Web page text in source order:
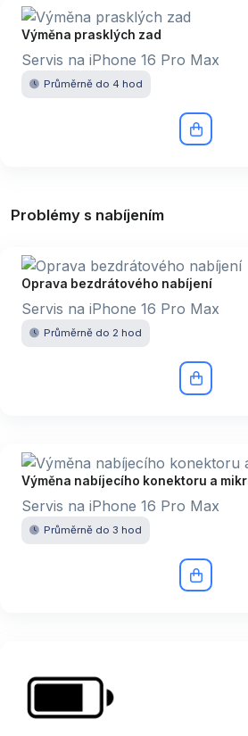
Výměna prasklých zad
Servis na iPhone 16 Pro Max
Průměrně do 4 hod
Problémy s nabíjením
Oprava bezdrátového nabíjení
Servis na iPhone 16 Pro Max
Průměrně do 2 hod
Výměna nabíjecího konektoru a
Servis na iPhone 16 Pro Max
Průměrně do 3 hod